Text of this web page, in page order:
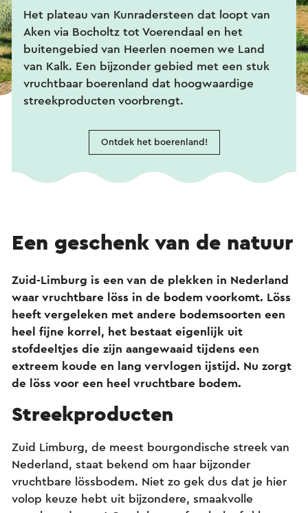
Het plateau van Kunradersteen dat loopt van
Aken via Bocholtz tot Voerendaal en het
buitengebied van Heerlen noemen we Land
van Kalk. Een bijzonder gebied met een stuk
vruchtbaar boerenland dat hoogwaardige
streekproducten voorbrengt.
Ontdek het boerenland!
Een geschenk van de natuur
Zuid-Limburg is een van de plekken in Nederland
waar vruchtbare löss in de bodem voorkomt. Löss
heeft vergeleken met andere bodemsoorten een
heel fijne korrel, het bestaat eigenlijk uit
stofdeeltjes die zijn aangewaaid tijdens een
extreem koude en lang vervlogen ijstijd. Nu zorgt
de löss voor een heel vruchtbare bodem.
Streekproducten
Zuid Limburg, de meest bourgondische streek van
Nederland, staat bekend om haar bijzonder
vruchtbare lössbodem. Niet zo gek dus dat je hier
volop keuze hebt uit bijzondere, smaakvolle